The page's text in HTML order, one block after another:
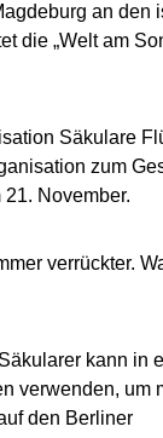
an den
die „Welt am
Säkulare
zum
November.
verrückter.
kann in
verwenden, um
den Berliner